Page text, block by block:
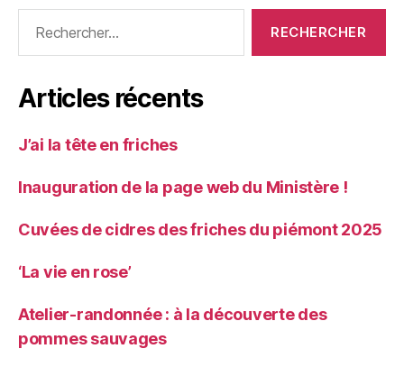
Articles récents
J’ai la tête en friches
Inauguration de la page web du Ministère !
Cuvées de cidres des friches du piémont 2025
‘La vie en rose’
Atelier-randonnée : à la découverte des
pommes sauvages